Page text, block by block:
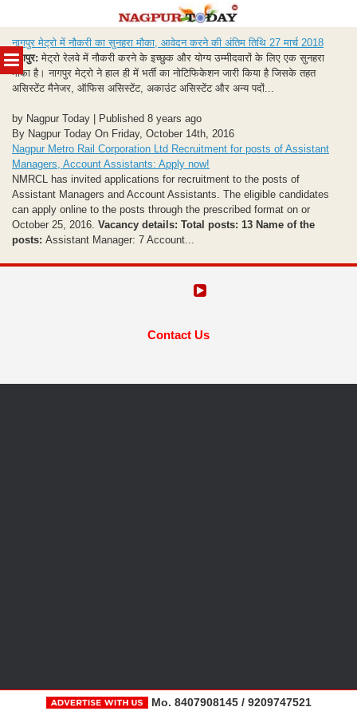
MENU
to
content
नागपुर मेट्रो में नौकरी का सुनहरा मौका, आवेदन करने की अंतिम तिथि 27 मार्च 2018
नागपुर: मेट्रो रेलवे में नौकरी करने के इच्छुक और योग्य उम्मीदवारों के लिए एक सुनहरा
मौका है। नागपुर मेट्रो ने हाल ही में भर्ती का नोटिफिकेशन जारी किया है जिसके तहत
असिस्टेंट मैनेजर, ऑफिस असिस्टेंट, अकाउंट असिस्टेंट और अन्य पदों...
by Nagpur Today | Published 8 years ago
By Nagpur Today On Friday, October 14th, 2016
Nagpur Metro Rail Corporation Ltd Recruitment for posts of Assistant
Managers, Account Assistants: Apply now!
NMRCL has invited applications for recruitment to the posts of
Assistant Managers and Account Assistants. The eligible candidates
can apply online to the posts through the prescribed format on or
October 25, 2016. Vacancy details: Total posts: 13 Name of the
posts: Assistant Manager: 7 Account...
Contact Us
Mo. 8407908145 / 9209747521